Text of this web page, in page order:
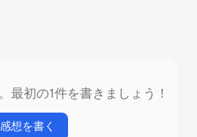
最初の1件を書きましょう！
感想を書く